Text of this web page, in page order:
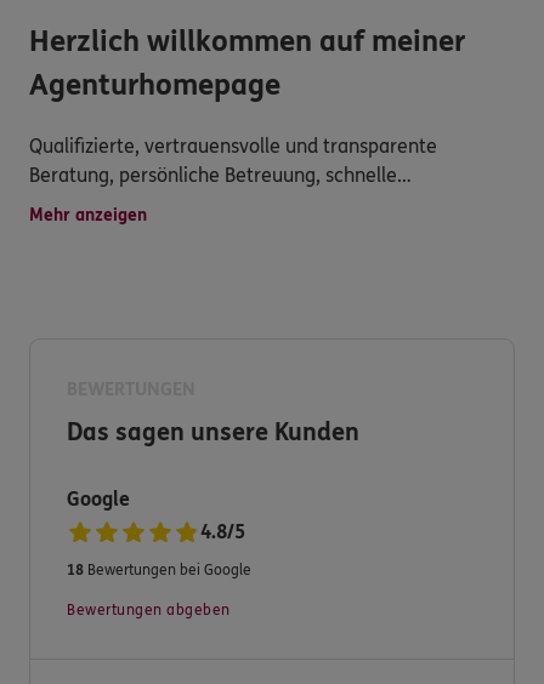
Herzlich willkommen auf meiner
Agenturhomepage
Qualifizierte, vertrauensvolle und transparente
Beratung, persönliche Betreuung, schnelle
Schadenregulierung und umfassender Service werden
Mehr anzeigen
Das sagen unsere Kunden
Google
4.8/5
18 Bewertungen bei Google
Bewertungen abgeben